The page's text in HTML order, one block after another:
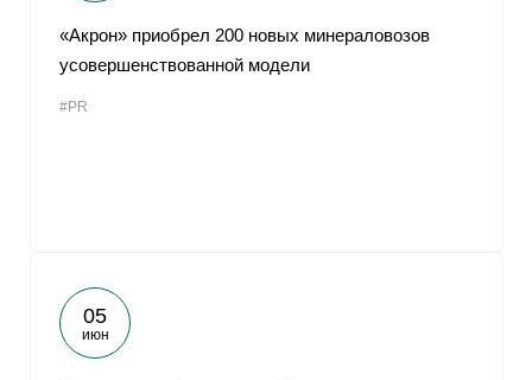
«Акрон» приобрел 200 новых минераловозов
усовершенствованной модели
#PR
05
июн